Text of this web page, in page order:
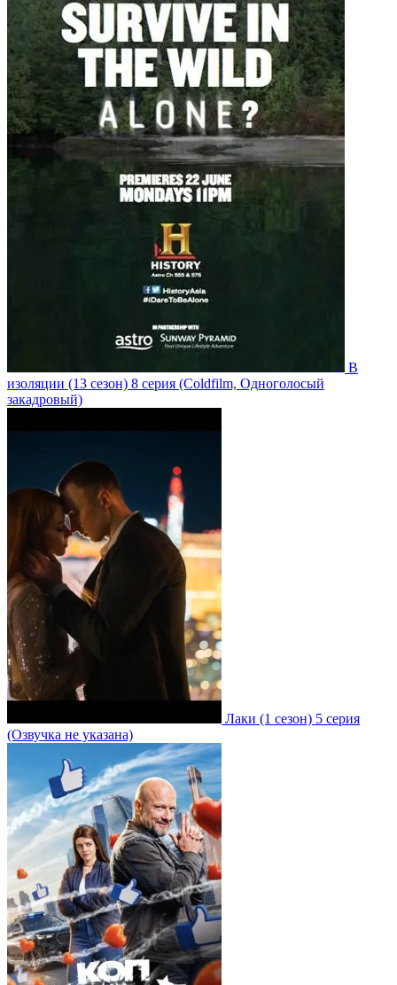
В
изоляции (13 сезон) 8 серия (Coldfilm, Одноголосый
закадровый)
Лаки (1 сезон) 5 серия
(Озвучка не указана)